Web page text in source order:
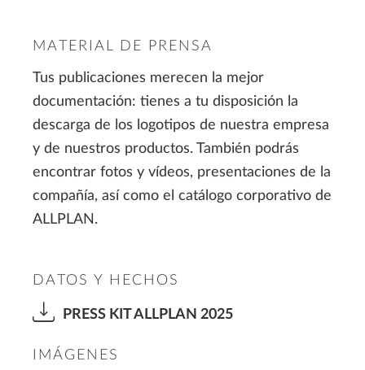
MATERIAL DE PRENSA
Tus publicaciones merecen la mejor
documentación: tienes a tu disposición la
descarga de los logotipos de nuestra empresa
y de nuestros productos. También podrás
encontrar fotos y vídeos, presentaciones de la
compañía, así como el catálogo corporativo de
ALLPLAN.
DATOS Y HECHOS
PRESS KIT ALLPLAN 2025
IMÁGENES